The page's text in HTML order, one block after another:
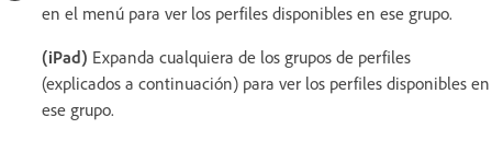
en el menú para ver los perfiles disponibles en ese grupo.
(iPad) Expanda cualquiera de los grupos de perfiles
(explicados a continuación) para ver los perfiles disponibles en
ese grupo.